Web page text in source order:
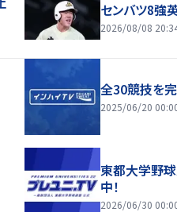
センバツ8強
2026/08/08
全30競技を
2025/06/20
東都大学野
中！
2026/06/30